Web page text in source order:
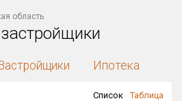
область
Ипотека
Список Таблица